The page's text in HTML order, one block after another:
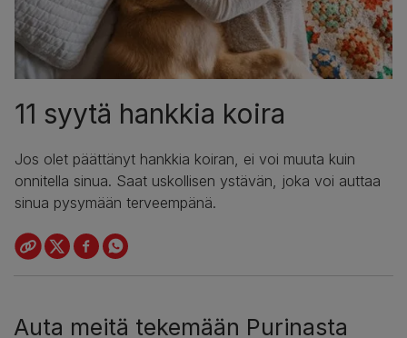
11 syytä hankkia koira
Jos olet päättänyt hankkia koiran, ei voi muuta kuin
onnitella sinua. Saat uskollisen ystävän, joka voi auttaa
sinua pysymään terveempänä.
Auta meitä tekemään Purinasta